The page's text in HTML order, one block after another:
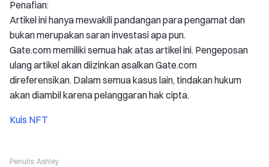
Penafian:
Artikel ini hanya mewakili pandangan para pengamat dan
bukan merupakan saran investasi apa pun.
Gate.com memiliki semua hak atas artikel ini. Pengeposan
ulang artikel akan diizinkan asalkan Gate.com
direferensikan. Dalam semua kasus lain, tindakan hukum
akan diambil karena pelanggaran hak cipta.
Kuis NFT
Penulis: Ashley